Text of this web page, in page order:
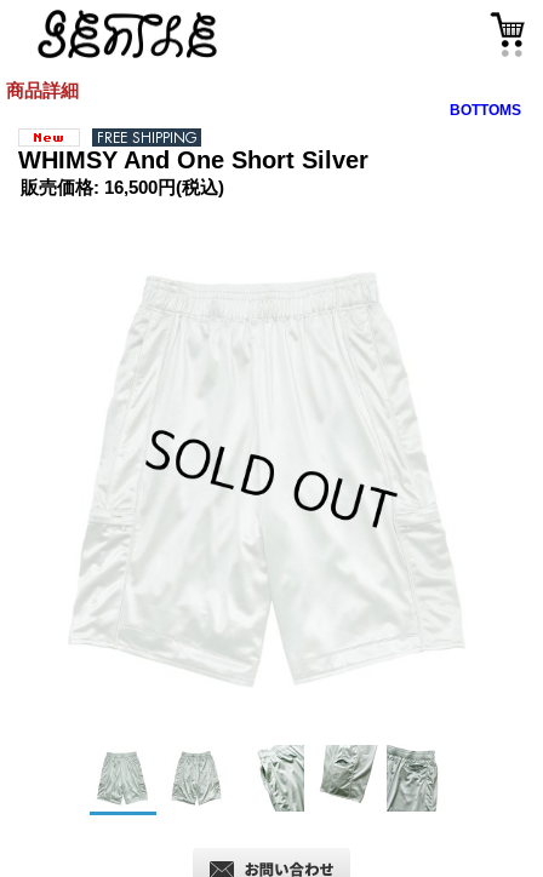
商品詳細
BOTTOMS
WHIMSY And One Short Silver
販売価格: 16,500円(税込)